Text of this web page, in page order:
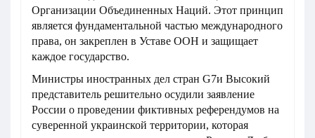
Организации Объединенных Наций. Этот принцип
является фундаментальной частью международного
права, он закреплен в Уставе ООН и защищает
каждое государство.
Министры иностранных дел стран G7и Высокий
представитель решительно осудили заявление
России о проведении фиктивных референдумов на
суверенной украинской территории, которая